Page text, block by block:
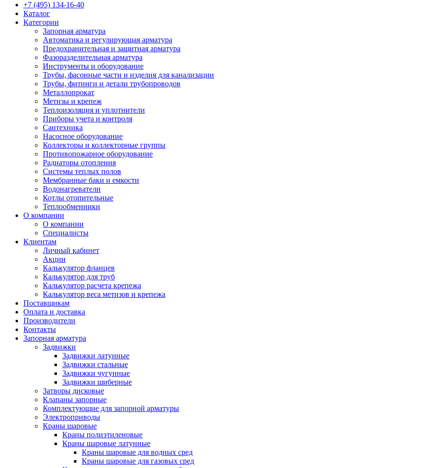
+7 (495) 134-16-40
Каталог
Категории
Запорная арматура
Автоматика и регулирующая арматура
Предохранительная и защитная арматура
Фазоразделительная арматура
Инструменты и оборудование
Трубы, фасонные части и изделия для канализации
Трубы, фитинги и детали трубопроводов
Металлопрокат
Метизы и крепеж
Теплоизоляция и уплотнители
Приборы учета и контроля
Сантехника
Насосное оборудование
Коллекторы и коллекторные группы
Противопожарное оборудование
Радиаторы отопления
Системы теплых полов
Мембранные баки и емкости
Водонагреватели
Котлы отопительные
Теплообменники
О компании
О компании
Специалисты
Клиентам
Личный кабинет
Акции
Калькулятор фланцев
Калькулятор для труб
Калькулятор расчета крепежа
Калькулятор веса метизов и крепежа
Поставщикам
Оплата и доставка
Производители
Контакты
Запорная арматура
Задвижки
Задвижки латунные
Задвижки стальные
Задвижки чугунные
Задвижки шиберные
Затворы дисковые
Клапаны запорные
Комплектующие для запорной арматуры
Электроприводы
Краны шаровые
Краны полиэтиленовые
Краны шаровые латунные
Краны шаровые для водных сред
Краны шаровые для газовых сред